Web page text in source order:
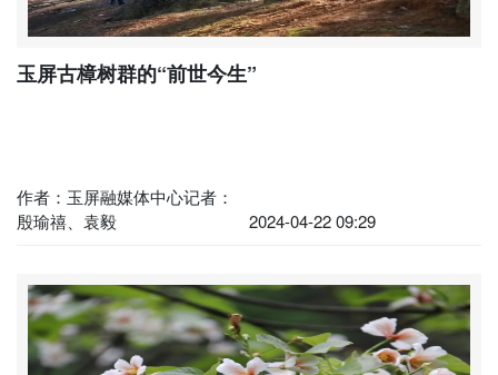
玉屏古樟树群的“前世今生”
作者：玉屏融媒体中心记者：
殷瑜禧、袁毅
2024-04-22 09:29